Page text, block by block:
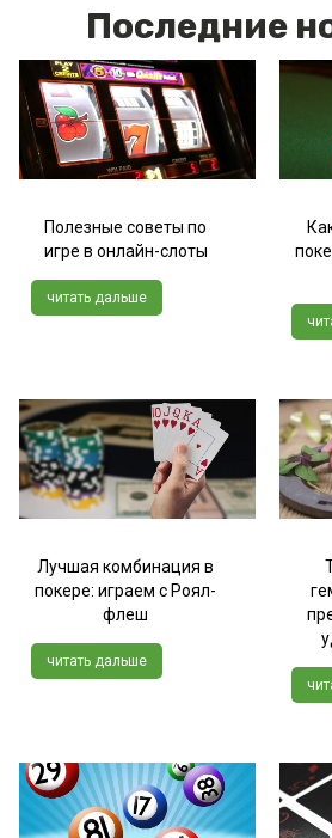
Последние
Полезные советы по
игре в онлайн-слоты
читать дальше
Лучшая комбинация в
покере: играем с Роял-
флеш
читать дальше